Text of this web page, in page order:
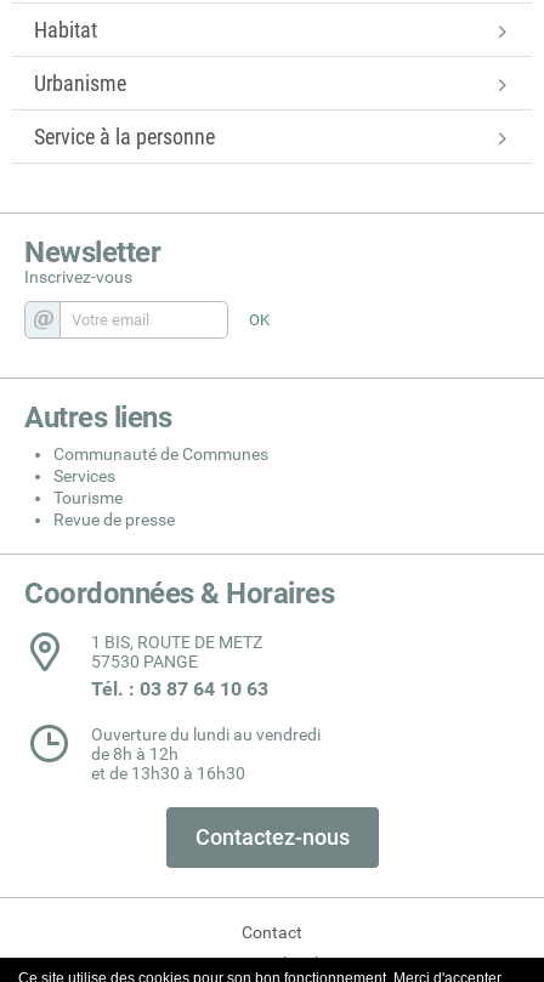
Habitat
Urbanisme
Service à la personne
Newsletter
Inscrivez-vous
Autres liens
Communauté de Communes
Services
Tourisme
Revue de presse
Coordonnées & Horaires
1 BIS, ROUTE DE METZ
57530 PANGE
Tél. : 03 87 64 10 63
Ouverture du lundi au vendredi
de 8h à 12h
et de 13h30 à 16h30
Contactez-nous
Contact
Mentions légales
Ce site utilise des cookies pour son bon fonctionnement. Merci d'accepter